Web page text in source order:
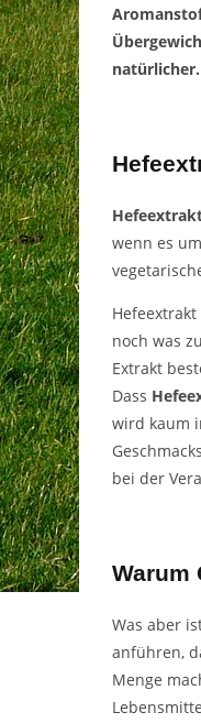
wenn es
noch was
Extrakt
Dass
wird kaum
bei der
Warum
Was aber
anführen,
Menge